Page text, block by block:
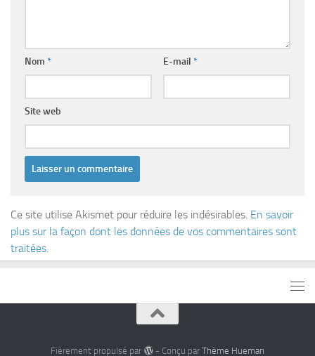
Nom * E-mail *
Site web
Ce site utilise Akismet pour réduire les indésirables. En savoir
plus sur la façon dont les données de vos commentaires sont
traitées.
Fièrement propulsé par - Conçu par Thème Hueman